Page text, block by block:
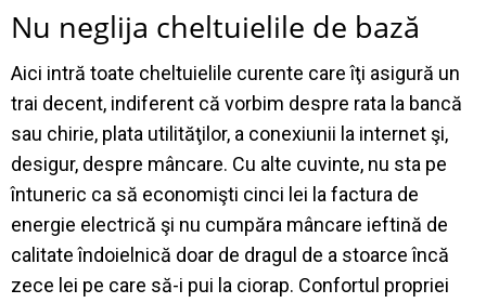
Nu neglija cheltuielile de bază
Aici intră toate cheltuielile curente care îţi asigură un
trai decent, indiferent că vorbim despre rata la bancă
sau chirie, plata utilităţilor, a conexiunii la internet şi,
desigur, despre mâncare. Cu alte cuvinte, nu sta pe
întuneric ca să economişti cinci lei la factura de
energie electrică şi nu cumpăra mâncare ieftină de
calitate îndoielnică doar de dragul de a stoarce încă
zece lei pe care să-i pui la ciorap. Confortul propriei